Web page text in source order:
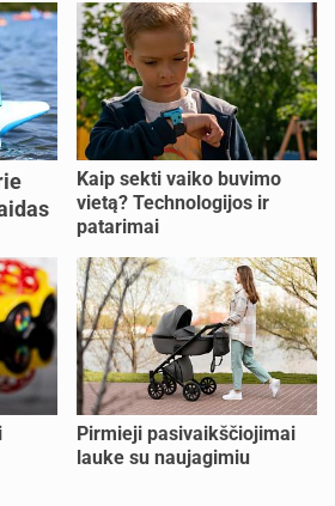
Kaip sekti vaiko buvimo
vietą? Technologijos ir
patarimai
Pirmieji pasivaikščiojimai
lauke su naujagimiu